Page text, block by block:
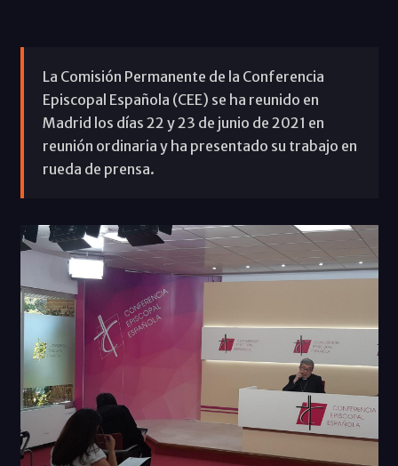
La Comisión Permanente de la Conferencia
Episcopal Española (CEE) se ha reunido en
Madrid los días 22 y 23 de junio de 2021 en
reunión ordinaria y ha presentado su trabajo en
rueda de prensa.